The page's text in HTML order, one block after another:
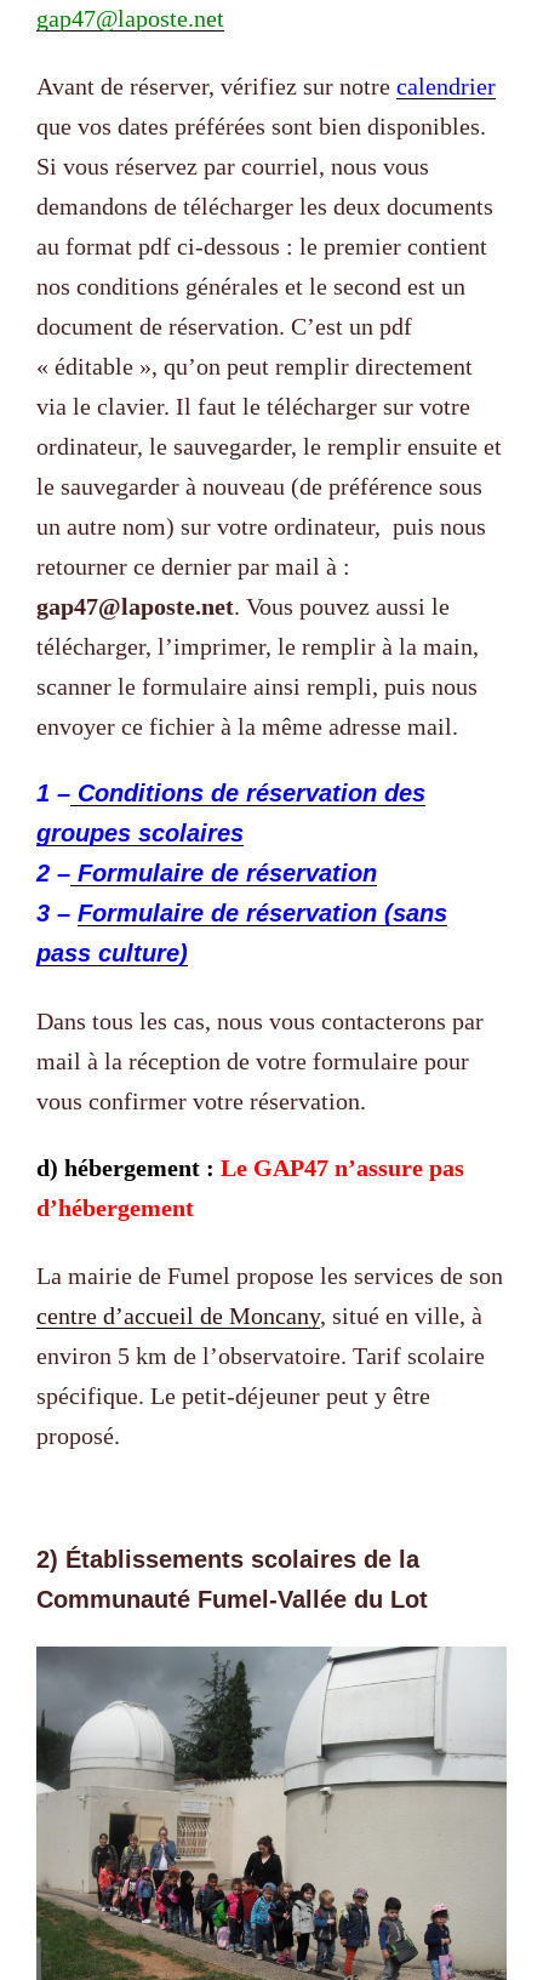
gap47@laposte.net
Avant de réserver, vérifiez sur notre calendrier
que vos dates préférées sont bien disponibles.
Si vous réservez par courriel, nous vous
demandons de télécharger les deux documents
au format pdf ci-dessous : le premier contient
nos conditions générales et le second est un
document de réservation. C’est un pdf
« éditable », qu’on peut remplir directement
via le clavier. Il faut le télécharger sur votre
ordinateur, le sauvegarder, le remplir ensuite et
le sauvegarder à nouveau (de préférence sous
un autre nom) sur votre ordinateur, puis nous
retourner ce dernier par mail à :
gap47@laposte.net. Vous pouvez aussi le
télécharger, l’imprimer, le remplir à la main,
scanner le formulaire ainsi rempli, puis nous
envoyer ce fichier à la même adresse mail.
1 – Conditions de réservation des
groupes scolaires
2 – Formulaire de réservation
3 – Formulaire de réservation (sans
pass culture)
Dans tous les cas, nous vous contacterons par
mail à la réception de votre formulaire pour
vous confirmer votre réservation.
d) hébergement : Le GAP47 n’assure pas
d’hébergement
La mairie de Fumel propose les services de son
centre d’accueil de Moncany, situé en ville, à
environ 5 km de l’observatoire. Tarif scolaire
spécifique. Le petit-déjeuner peut y être
proposé.
2) Établissements scolaires de la
Communauté Fumel-Vallée du Lot